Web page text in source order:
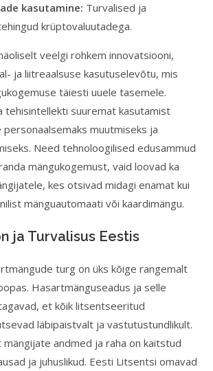
kasutamine: Turvalised ja
krüptovaluutadega.
veelgi rohkem innovatsiooni,
ja liitreaalsuse kasutuselevõtu, mis
täiesti uuele tasemele.
tehisintellekti suuremat kasutamist
personaalsemaks muutmiseks ja
Need tehnoloogilised edusammud
mängukogemust, vaid loovad ka
kes otsivad midagi enamat kui
mänguautomaati või kaardimängu.
ja Turvalisus Eestis
turg on üks kõige rangemalt
Hasartmänguseadus ja selle
et kõik litsentseeritud
läbipaistvalt ja vastutustundlikult.
mängijate andmed ja raha on kaitstud
ja juhuslikud. Eesti Litsentsi omavad